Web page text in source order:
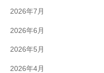
2026年7月
2026年6月
2026年5月
2026年4月